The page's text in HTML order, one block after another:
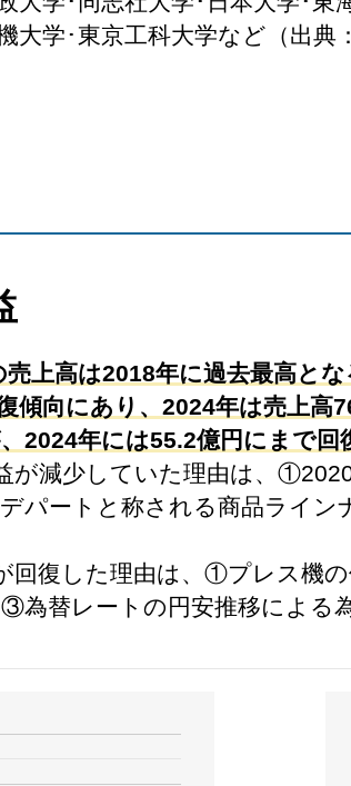
大学･東京工科大学など（出典：
上高は2018年に過去最高と
傾向にあり、2024年は売上
2024年には55.2億円にまで回
が減少していた理由は、
パートと称される商品ライン
回復した理由は、①プレス機
為替レートの円安推移による